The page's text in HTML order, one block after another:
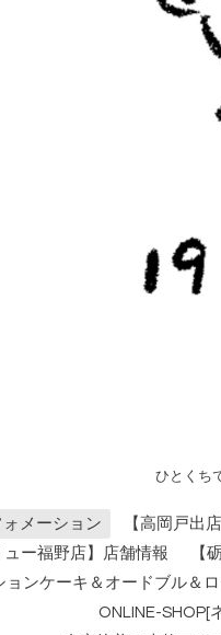
ひとくち
ォメーション 【高岡戸出
ュー福野店】店舗情報
【
ョンケーキ＆オードブル＆
ONLINE-SHOP[